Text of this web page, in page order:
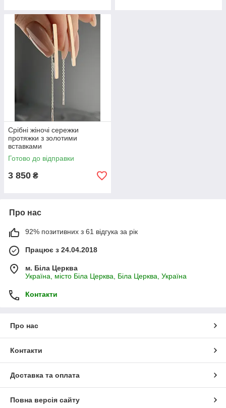
Срібні жіночі сережки
протяжки з золотими
вставками
Готово до відправки
3 850 ₴
Про нас
92% позитивних з 61 відгука за рік
Працює з 24.04.2018
м. Біла Церква
Україна, місто Біла Церква, Біла Церква, Україна
Контакти
Про нас
Контакти
Доставка та оплата
Повна версія сайту